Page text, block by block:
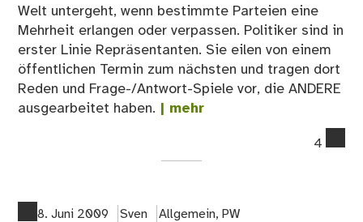
Welt untergeht, wenn bestimmte Parteien eine
Mehrheit erlangen oder verpassen. Politiker sind in
erster Linie Repräsentanten. Sie eilen von einem
öffentlichen Termin zum nächsten und tragen dort
Reden und Frage-/Antwort-Spiele vor, die ANDERE
ausgearbeitet haben. | mehr
4
8. Juni 2009 Sven Allgemein, PW